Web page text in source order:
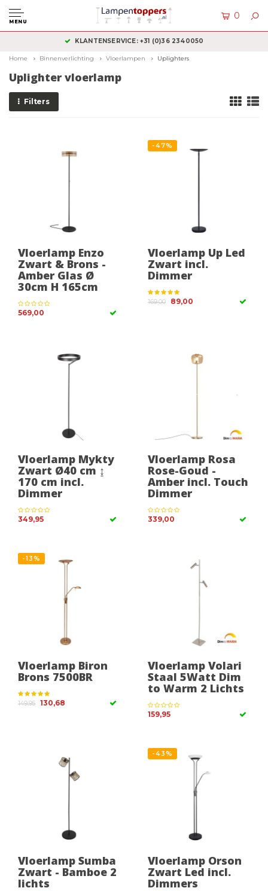
MENU
0
KLANTENSERVICE: +31 (0)36 2340050
Home Binnenverlichting Vloerlampen Uplighters
Uplighter vloerlamp
Filters
Vloerlamp Enzo
Zwart & Brons -
Amber Glas Ø
30cm H 165cm
569,00
-47%
Vloerlamp Up Led
Zwart incl.
Dimmer
169,00 89,00
Vloerlamp Mykty
Zwart Ø40 cm ↨
170 cm incl.
Dimmer
349,95
Vloerlamp Rosa
Rose-Goud -
Amber incl. Touch
Dimmer
339,00
-13%
Vloerlamp Biron
Brons 7500BR
149,95 130,68
Vloerlamp Volari
Staal 5Watt Dim
to Warm 2 Lichts
159,95
Vloerlamp Sumba
Zwart - Bamboe 2
lichts
-43%
Vloerlamp Orson
Zwart Led incl.
Dimmers